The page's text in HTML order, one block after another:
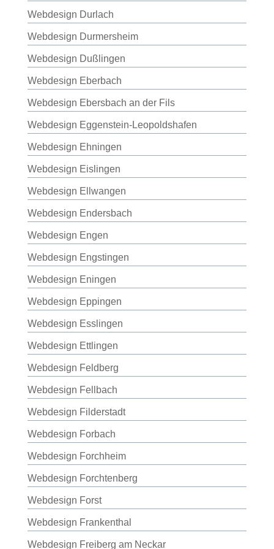
Webdesign Durlach
Webdesign Durmersheim
Webdesign Dußlingen
Webdesign Eberbach
Webdesign Ebersbach an der Fils
Webdesign Eggenstein-Leopoldshafen
Webdesign Ehningen
Webdesign Eislingen
Webdesign Ellwangen
Webdesign Endersbach
Webdesign Engen
Webdesign Engstingen
Webdesign Eningen
Webdesign Eppingen
Webdesign Esslingen
Webdesign Ettlingen
Webdesign Feldberg
Webdesign Fellbach
Webdesign Filderstadt
Webdesign Forbach
Webdesign Forchheim
Webdesign Forchtenberg
Webdesign Forst
Webdesign Frankenthal
Webdesign Freiberg am Neckar